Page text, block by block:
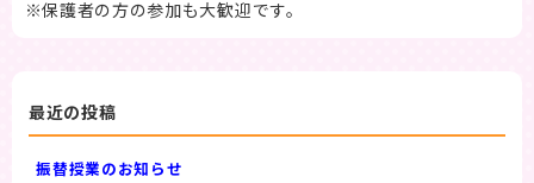
※保護者の方の参加も大歓迎です。
最近の投稿
振替授業のお知らせ